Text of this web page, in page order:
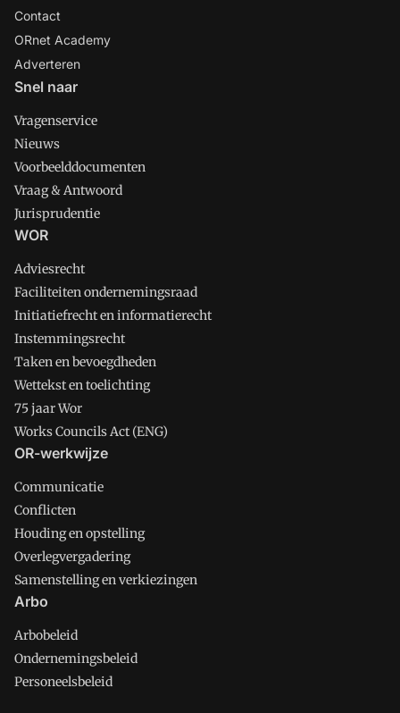
Contact
ORnet Academy
Adverteren
Snel naar
Vragenservice
Nieuws
Voorbeelddocumenten
Vraag & Antwoord
Jurisprudentie
WOR
Adviesrecht
Faciliteiten ondernemingsraad
Initiatiefrecht en informatierecht
Instemmingsrecht
Taken en bevoegdheden
Wettekst en toelichting
75 jaar Wor
Works Councils Act (ENG)
OR-werkwijze
Communicatie
Conflicten
Houding en opstelling
Overlegvergadering
Samenstelling en verkiezingen
Arbo
Arbobeleid
Ondernemingsbeleid
Personeelsbeleid